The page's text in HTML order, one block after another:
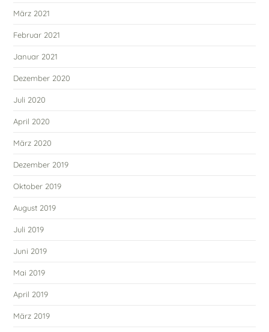
März 2021
Februar 2021
Januar 2021
Dezember 2020
Juli 2020
April 2020
März 2020
Dezember 2019
Oktober 2019
August 2019
Juli 2019
Juni 2019
Mai 2019
April 2019
März 2019